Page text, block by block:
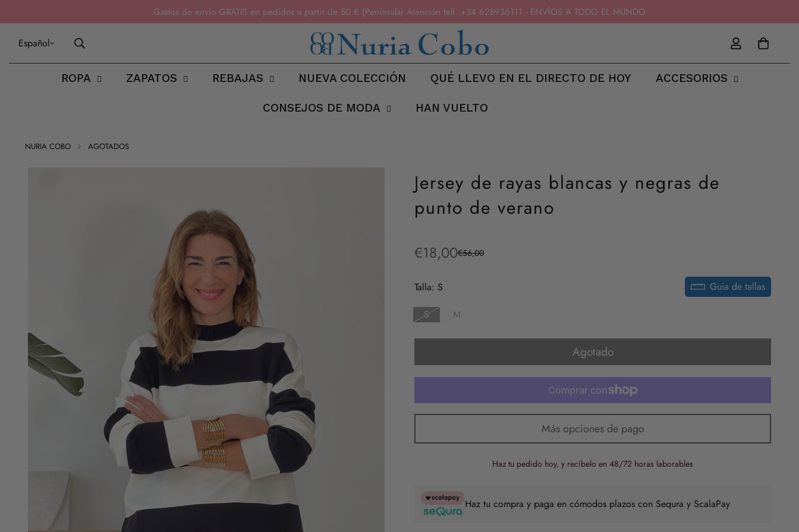
Gastos de envío GRATIS en pedidos a partir de 50 € (Península) Atención telf. +34 628936111 - ENVÍOS A TODO EL MUNDO
Español
ROPA ZAPATOS REBAJAS NUEVA COLECCIÓN QUÉ LLEVO EN EL DIRECTO DE HOY ACCESORIOS
CONSEJOS DE MODA HAN VUELTO
NURIA COBO AGOTADOS
Jersey de rayas blancas y negras de
punto de verano
Precio
venta
€18,00
Precio
€56,00
Talla: S Guia de tallas
S M
Agotado
Más opciones de pago
Haz tu pedido hoy, y recíbelo en 48/72 horas laborables
Haz tu compra y paga en cómodos plazos con Sequra y ScalaPay